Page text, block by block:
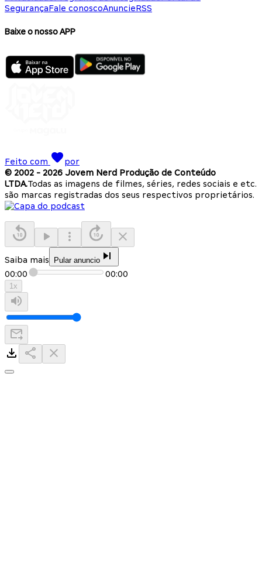
SegurançaFale conoscoAnuncieRSS
Baixe o nosso APP
Feito com
por
© 2002 - 2026 Jovem Nerd Produção de Conteúdo
LTDA.Todas as imagens de filmes, séries, redes sociais e etc.
são marcas registradas dos seus respectivos proprietários.
Saiba mais Pular anuncio
00:00 00:00
1x